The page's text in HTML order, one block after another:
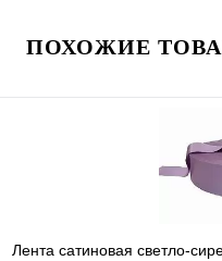
ПОХОЖИЕ
Лента сатиновая светло-